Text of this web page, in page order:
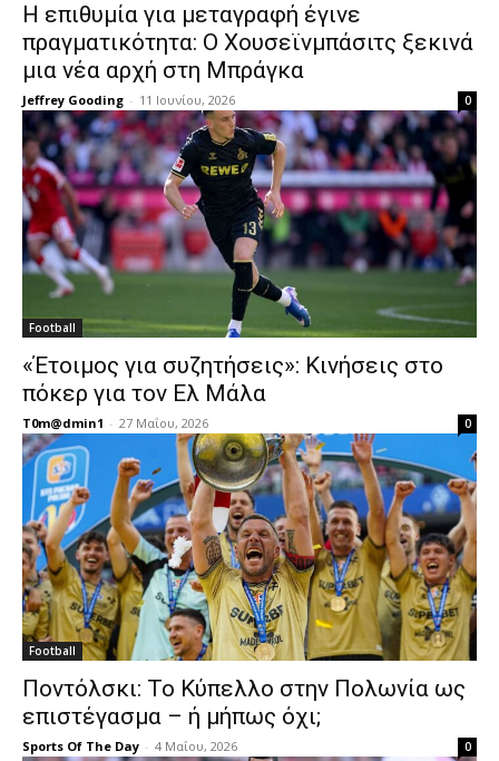
Η επιθυμία για μεταγραφή έγινε
πραγματικότητα: Ο Χουσεϊνμπάσιτς ξεκινά
μια νέα αρχή στη Μπράγκα
Jeffrey Gooding - 11 Ιουνίου, 2026 0
Football
«Έτοιμος για συζητήσεις»: Κινήσεις στο
πόκερ για τον Ελ Μάλα
T0m@dmin1 - 27 Μαΐου, 2026 0
Football
Ποντόλσκι: Το Κύπελλο στην Πολωνία ως
επιστέγασμα – ή μήπως όχι;
Sports Of The Day - 4 Μαΐου, 2026 0